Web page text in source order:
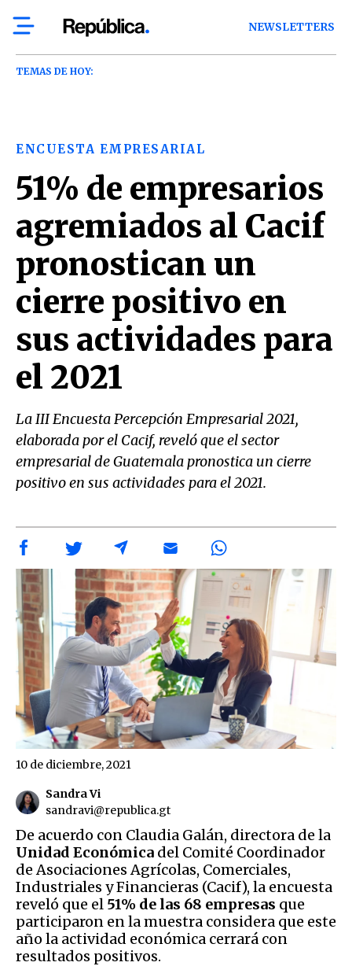
NEWSLETTERS
TEMAS DE HOY:
ENCUESTA EMPRESARIAL
51% de empresarios
agremiados al Cacif
pronostican un
cierre positivo en
sus actividades para
el 2021
La III Encuesta Percepción Empresarial 2021,
elaborada por el Cacif, reveló que el sector
empresarial de Guatemala pronostica un cierre
positivo en sus actividades para el 2021.
Sandra Vi
sandravi@republica.gt
10 de diciembre, 2021
De acuerdo con Claudia Galán, directora de la
Unidad Económica del Comité Coordinador
de Asociaciones Agrícolas, Comerciales,
Industriales y Financieras (Cacif), la encuesta
reveló que el 51% de las 68 empresas que
participaron en la muestra considera que este
año la actividad económica cerrará con
resultados positivos.